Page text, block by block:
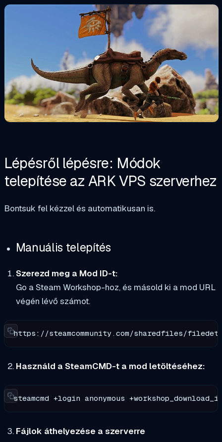
Lépésről lépésre: Módok
telepítése az ARK VPS szerverhez
Bontsuk fel kézzel és automatikusan is.
Manuális telepítés
Szerezd meg a Mod ID-t:
Go a Steam Workshop-hoz, és másold ki a mod URL
végén lévő számot.
https://steamcommunity.com/sharedfiles/
Használd a SteamCMD-t a mod letöltéséhez:
steamcmd +login anonymous
Fájlok áthelyezése a szerverre